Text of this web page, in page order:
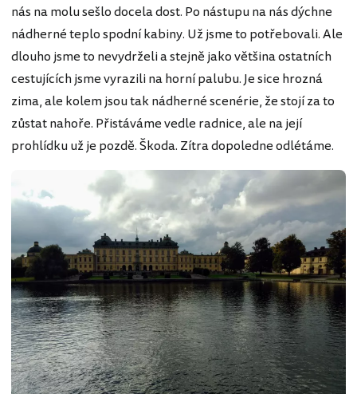
nás na molu sešlo docela dost. Po nástupu na nás dýchne
nádherné teplo spodní kabiny. Už jsme to potřebovali. Ale
dlouho jsme to nevydrželi a stejně jako většina ostatních
cestujících jsme vyrazili na horní palubu. Je sice hrozná
zima, ale kolem jsou tak nádherné scenérie, že stojí za to
zůstat nahoře. Přistáváme vedle radnice, ale na její
prohlídku už je pozdě. Škoda. Zítra dopoledne odlétáme.